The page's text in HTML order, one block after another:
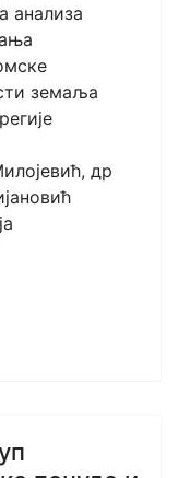
анализа
земаља
др